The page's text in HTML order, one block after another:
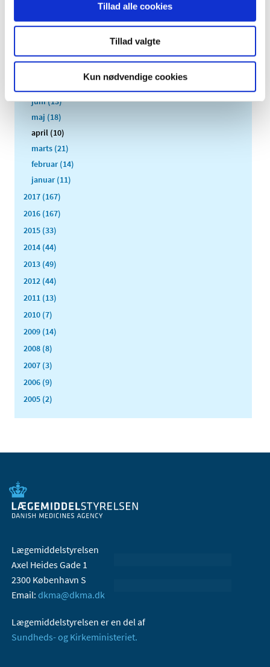
Tillad alle cookies
Tillad valgte
Kun nødvendige cookies
november (10)
september (11)
juni (13)
maj (18)
april (10)
marts (21)
februar (14)
januar (11)
2017 (167)
2016 (167)
2015 (33)
2014 (44)
2013 (49)
2012 (44)
2011 (13)
2010 (7)
2009 (14)
2008 (8)
2007 (3)
2006 (9)
2005 (2)
Lægemiddelstyrelsen
Axel Heides Gade 1
2300 København S
Email: dkma@dkma.dk
Lægemiddelstyrelsen er en del af
Sundheds- og Kirkeministeriet.